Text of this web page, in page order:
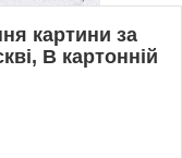
картини за
В картонній